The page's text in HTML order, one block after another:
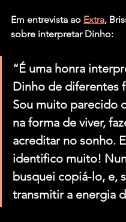
Em entrevista ao Extra,
sobre interpretar Dinho:
“É uma honra
Dinho de diferentes
Sou muito parecido
na forma de viver,
acreditar no sonho.
identifico muito!
busquei copiá-lo, e,
transmitir a energia